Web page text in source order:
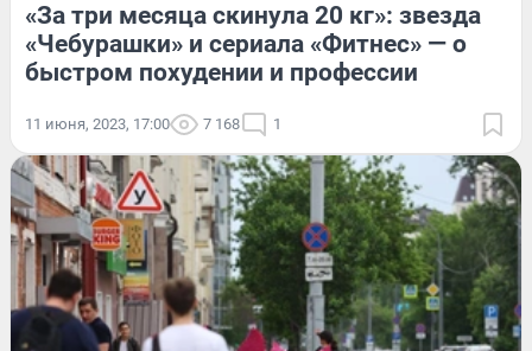
«За три месяца скинула 20 кг»: звезда
«Чебурашки» и сериала «Фитнес» — о
быстром похудении и профессии
11 июня, 2023, 17:00 7 168 1